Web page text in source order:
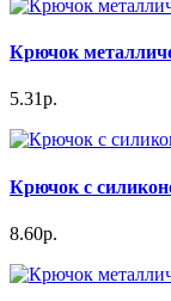
Крючок
5.31р.
Крючок с
8.60р.